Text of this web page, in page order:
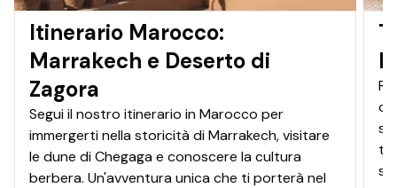
Itinerario Marocco:
Marrakech e Deserto di
Zagora
Segui il nostro itinerario in Marocco per
immergerti nella storicità di Marrakech, visitare
le dune di Chegaga e conoscere la cultura
berbera. Un'avventura unica che ti porterà nel
ti